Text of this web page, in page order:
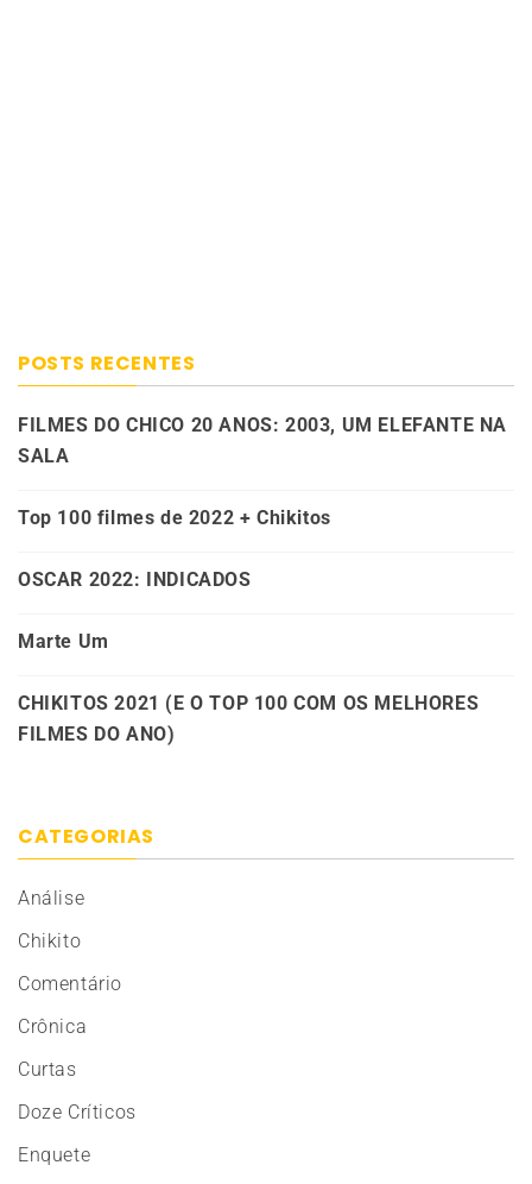
POSTS RECENTES
FILMES DO CHICO 20 ANOS: 2003, UM ELEFANTE NA
SALA
Top 100 filmes de 2022 + Chikitos
OSCAR 2022: INDICADOS
Marte Um
CHIKITOS 2021 (E O TOP 100 COM OS MELHORES
FILMES DO ANO)
CATEGORIAS
Análise
Chikito
Comentário
Crônica
Curtas
Doze Críticos
Enquete